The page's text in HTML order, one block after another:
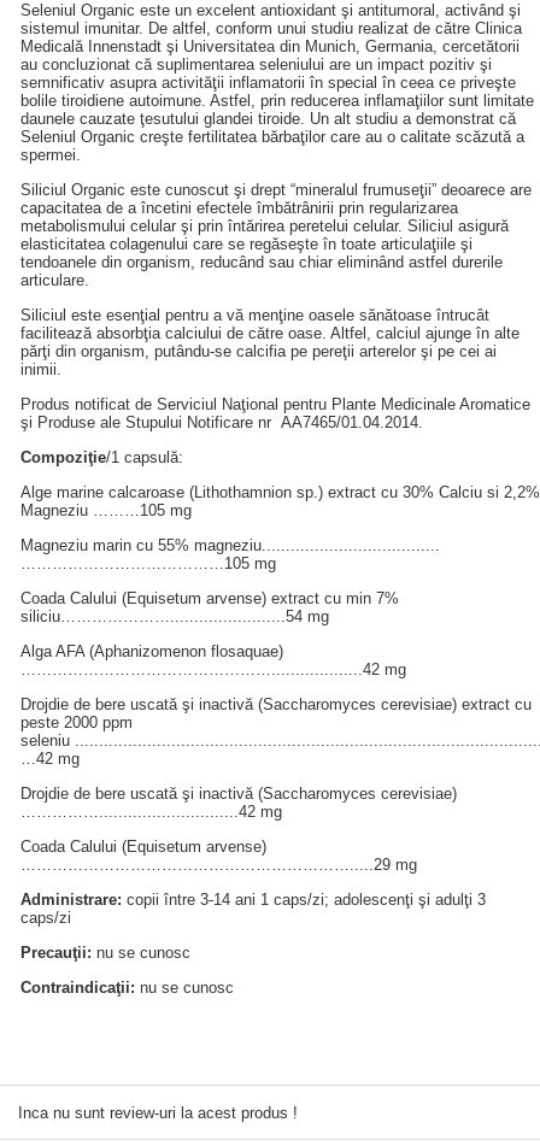
Seleniul Organic este un excelent antioxidant şi antitumoral, activând şi
sistemul imunitar. De altfel, conform unui studiu realizat de către Clinica
Medicală Innenstadt şi Universitatea din Munich, Germania, cercetătorii
au concluzionat că suplimentarea seleniului are un impact pozitiv şi
semnificativ asupra activităţii inflamatorii în special în ceea ce priveşte
bolile tiroidiene autoimune. Astfel, prin reducerea inflamaţiilor sunt limitate
daunele cauzate ţesutului glandei tiroide. Un alt studiu a demonstrat că
Seleniul Organic creşte fertilitatea bărbaţilor care au o calitate scăzută a
spermei.
Siliciul Organic este cunoscut şi drept “mineralul frumuseţii” deoarece are
capacitatea de a încetini efectele îmbătrânirii prin regularizarea
metabolismului celular şi prin întărirea peretelui celular. Siliciul asigură
elasticitatea colagenului care se regăseşte în toate articulaţiile şi
tendoanele din organism, reducând sau chiar eliminând astfel durerile
articulare.
Siliciul este esenţial pentru a vă menţine oasele sănătoase întrucât
facilitează absorbţia calciului de către oase. Altfel, calciul ajunge în alte
părţi din organism, putându-se calcifia pe pereţii arterelor şi pe cei ai
inimii.
Produs notificat de Serviciul Naţional pentru Plante Medicinale Aromatice
şi Produse ale Stupului Notificare nr AA7465/01.04.2014.
Compoziţie/1 capsulă:
Alge marine calcaroase (Lithothamnion sp.) extract cu 30% Calciu si 2,2%
Magneziu ………105 mg
Magneziu marin cu 55% magneziu.....................................
…………………………………105 mg
Coada Calului (Equisetum arvense) extract cu min 7%
siliciu…………………........................54 mg
Alga AFA (Aphanizomenon flosaquae)
…………………………………………...................42 mg
Drojdie de bere uscată şi inactivă (Saccharomyces cerevisiae) extract cu
peste 2000 ppm
seleniu
…42 mg
Drojdie de bere uscată şi inactivă (Saccharomyces cerevisiae)
…………….............................42 mg
Coada Calului (Equisetum arvense)
……………………………………………………….....29 mg
Administrare: copii între 3-14 ani 1 caps/zi; adolescenţi şi adulţi 3
caps/zi
Precauţii: nu se cunosc
Contraindicaţii: nu se cunosc
Inca nu sunt review-uri la acest produs !